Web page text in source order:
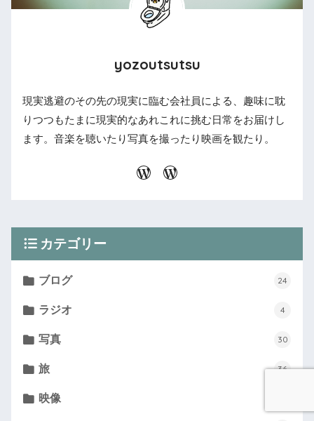
yozoutsutsu
現実逃避のその先の現実に臨む会社員による、趣味に耽
りつつもたまに現実的なあれこれに挑む日常をお届けし
ます。音楽を聴いたり写真を撮ったり映画を観たり。
カテゴリー
ブログ 24
ラジオ 4
写真 30
旅 36
映像